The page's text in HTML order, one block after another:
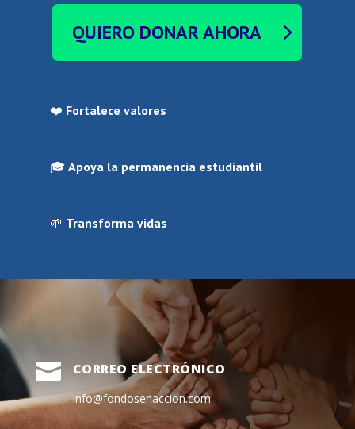
QUIERO DONAR AHORA
❤️ Fortalece valores
🎓 Apoya la permanencia estudiantil
🌱 Transforma vidas
 CORREO ELECTRÓNICO
info@fondosenaccion.com